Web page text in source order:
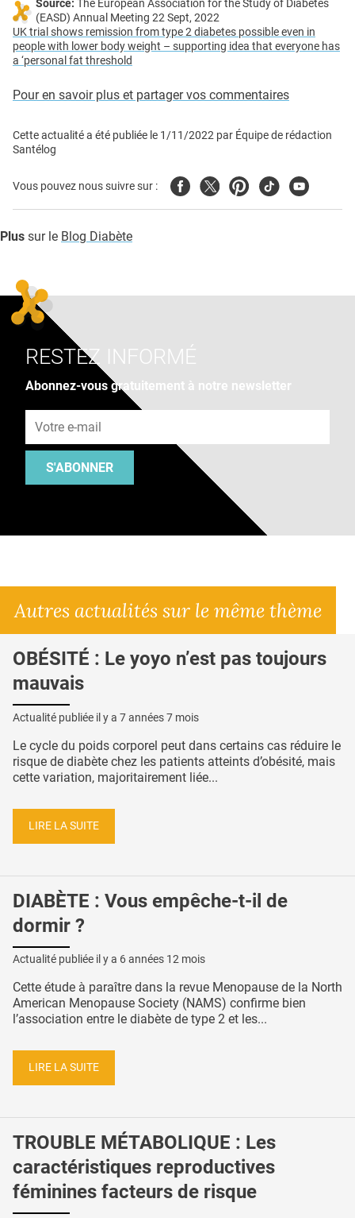
Source: The European Association for the Study of Diabetes
(EASD) Annual Meeting 22 Sept, 2022
UK trial shows remission from type 2 diabetes possible even in
people with lower body weight – supporting idea that everyone has
a ‘personal fat threshold
Pour en savoir plus et partager vos commentaires
Cette actualité a été publiée le 1/11/2022 par Équipe de rédaction
Santélog
Vous pouvez nous suivre sur : FacebookTwitterPinterest
TiktokYoutube
Plus sur le Blog Diabète
RESTEZ INFORMÉ
Abonnez-vous gratuitement à notre newsletter
S'ABONNER
Autres actualités sur le même thème
OBÉSITÉ : Le yoyo n’est pas toujours
mauvais
Actualité publiée il y a 7 années 7 mois
Le cycle du poids corporel peut dans certains cas réduire le
risque de diabète chez les patients atteints d’obésité, mais
cette variation, majoritairement liée...
LIRE LA SUITE
DIABÈTE : Vous empêche-t-il de
dormir ?
Actualité publiée il y a 6 années 12 mois
Cette étude à paraître dans la revue Menopause de la North
American Menopause Society (NAMS) confirme bien
l’association entre le diabète de type 2 et les...
LIRE LA SUITE
TROUBLE MÉTABOLIQUE : Les
caractéristiques reproductives
féminines facteurs de risque